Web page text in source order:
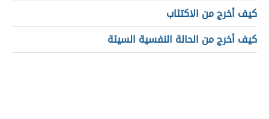
كيف أخرج من الاكتئاب
كيف أخرج من الحالة النفسية السيئة